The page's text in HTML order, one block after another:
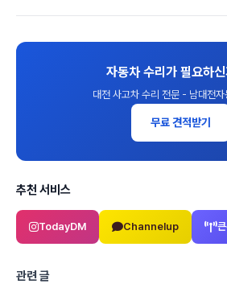
자동차 수리가 필요하
대전 사고차 수리 전문 - 남대전자
무료 견적받기
추천 서비스
TodayDM Channelup
관련 글